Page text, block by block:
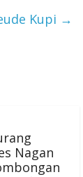
Kupi →
Nagan